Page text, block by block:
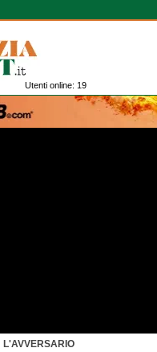
Utenti online: 19
L'AVVERSARIO